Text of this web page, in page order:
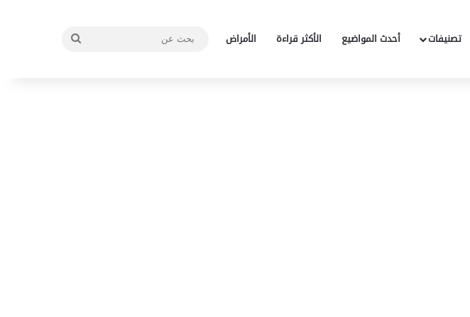
تصنيفات أحدث المواضيع الأكثر قراءة الأمراض